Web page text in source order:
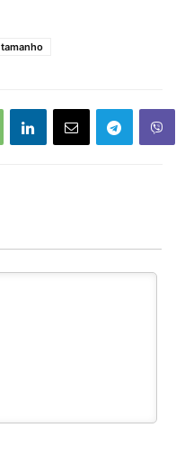
tamanho